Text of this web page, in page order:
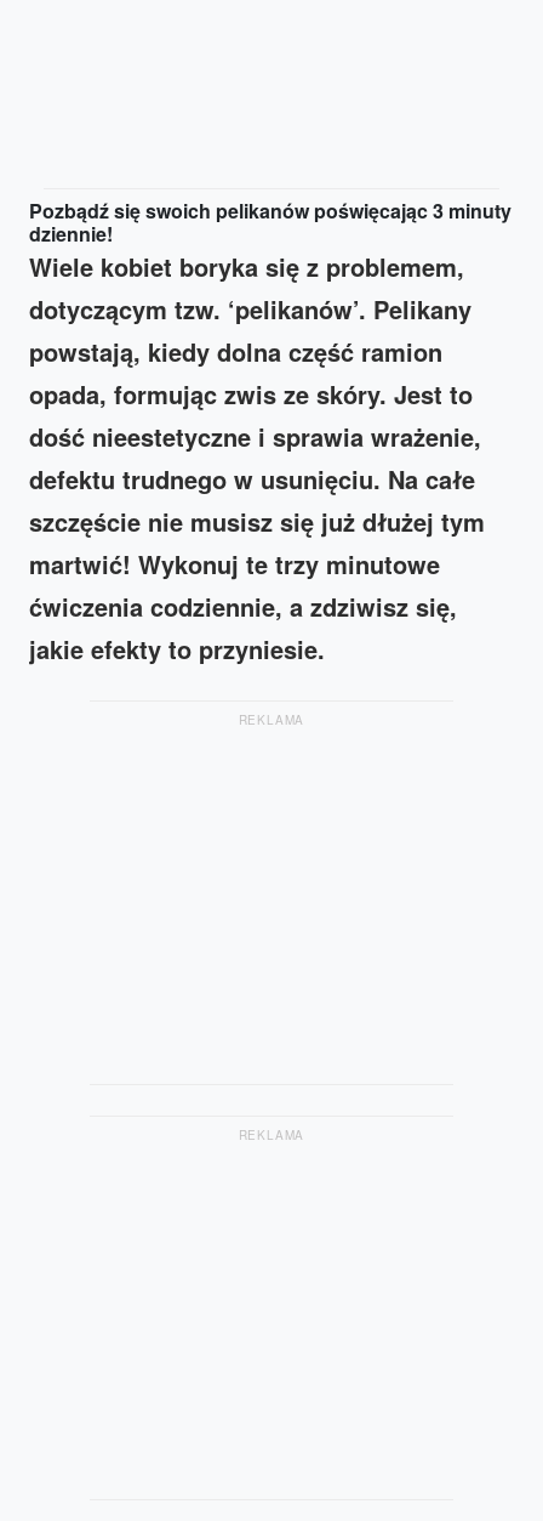
Pozbądź się swoich pelikanów poświęcając 3 minuty
dziennie!
Wiele kobiet boryka się z problemem,
dotyczącym tzw. ‘pelikanów’. Pelikany
powstają, kiedy dolna część ramion
opada, formując zwis ze skóry. Jest to
dość nieestetyczne i sprawia wrażenie,
defektu trudnego w usunięciu. Na całe
szczęście nie musisz się już dłużej tym
martwić! Wykonuj te trzy minutowe
ćwiczenia codziennie, a zdziwisz się,
jakie efekty to przyniesie.
REKLAMA
REKLAMA